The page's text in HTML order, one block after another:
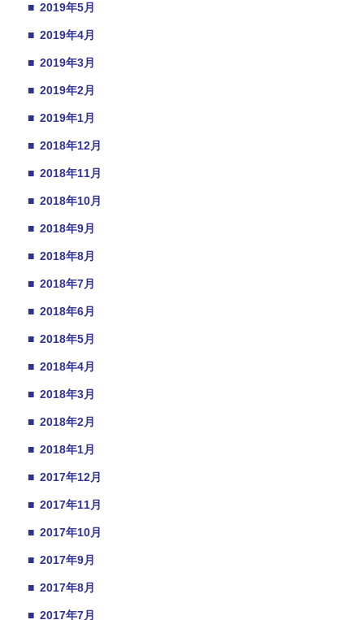
■ 2019年5月
■ 2019年4月
■ 2019年3月
■ 2019年2月
■ 2019年1月
■ 2018年12月
■ 2018年11月
■ 2018年10月
■ 2018年9月
■ 2018年8月
■ 2018年7月
■ 2018年6月
■ 2018年5月
■ 2018年4月
■ 2018年3月
■ 2018年2月
■ 2018年1月
■ 2017年12月
■ 2017年11月
■ 2017年10月
■ 2017年9月
■ 2017年8月
■ 2017年7月